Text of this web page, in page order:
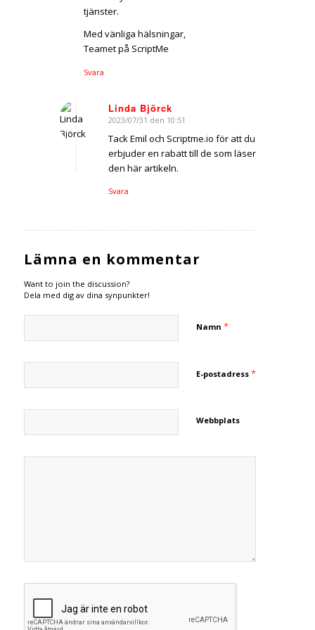
tjänster.
Med vänliga hälsningar,
Teamet på ScriptMe
Svara
Linda Björck
says:
2023/07/31 den 10:51
Tack Emil och Scriptme.io för att du
erbjuder en rabatt till de som läser
den här artikeln.
Svara
Lämna en kommentar
Want to join the discussion?
Dela med dig av dina synpunkter!
Namn *
E-postadress *
Webbplats